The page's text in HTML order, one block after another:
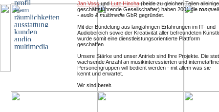
Jan VossundLutz Hincha(beide zu gleichen Teilen alleinige
geschäftsführende Gesellschafter) haben 2001 die ton
- audio & multimedia GbR gegründet.
Mit der Bündelung aus langjährigen Erfahrungen im IT- und
Audiobereich sowie der Kreativität aller befreundeten
wurde somit eine dienstleistungsorientierte Plattform
geschaffen.
Unsere Stärke und unser Antrieb sind Ihre Projekte. Die
wachsende Anzahl an musikinteressierten und
Personengruppen will bedient werden - mit allem was sie
kennt und erwartet.
Wir sind bereit.